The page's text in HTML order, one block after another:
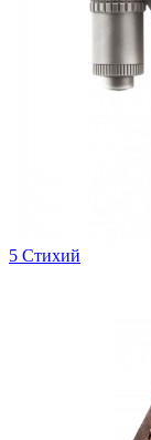
5 Стихий